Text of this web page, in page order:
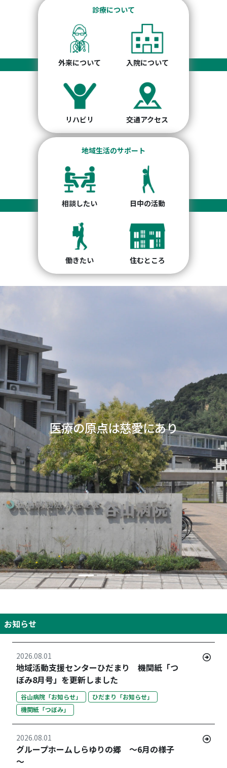
診療について
外来について 入院について
リハビリ 交通アクセス
地域生活のサポート
相談したい 日中の活動
働きたい 住むところ
開かれた精神科医療の実践
Previous Next
お知らせ
2026.08.01
地域活動支援センターひだまり 機関紙「つ
ぼみ8月号」を更新しました
谷山病院「お知らせ」
ひだまり「お知らせ」
機関紙「つぼみ」
2026.08.01
グループホームしらゆりの郷 ～6月の様子
～